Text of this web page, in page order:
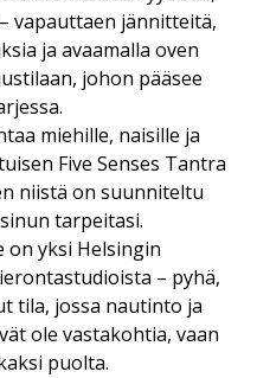
vapauttaen jännitteitä,
ja avaamalla oven
johon pääsee
miehille, naisille ja
Five Senses Tantra
niistä on suunniteltu
tarpeitasi.
on yksi Helsingin
– pyhä,
tila, jossa nautinto ja
ole vastakohtia, vaan
puolta.